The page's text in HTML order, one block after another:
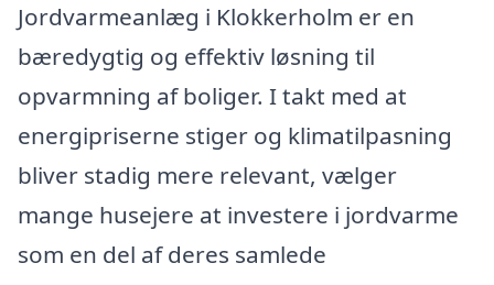
Jordvarmeanlæg i Klokkerholm er en
bæredygtig og effektiv løsning til
opvarmning af boliger. I takt med at
energipriserne stiger og klimatilpasning
bliver stadig mere relevant, vælger
mange husejere at investere i jordvarme
som en del af deres samlede